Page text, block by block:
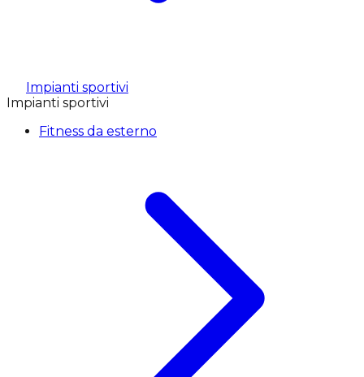
Impianti sportivi
Impianti sportivi
Fitness da esterno